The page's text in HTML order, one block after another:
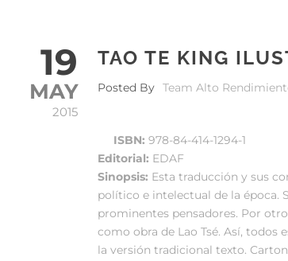
19
MAY
2015
TAO TE KING
Posted By Team Alto
ISBN: 978-84-414-1294-1
Editorial: EDAF
Sinopsis: Esta traducción y sus
político e intelectual de la época.
prominentes pensadores. Por
como obra de Lao Tsé. Así,
la versión tradicional texto.